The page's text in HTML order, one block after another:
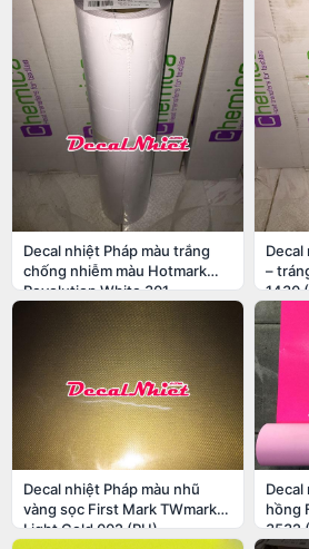
Decal nhiệt Pháp màu trắng
chống nhiễm màu Hotmark
Revolution White 301
Decal
–
1430
Decal nhiệt Pháp màu nhũ
vàng sọc First Mark TWmark
Light Gold 002 (PU)
Decal
hồng
3532